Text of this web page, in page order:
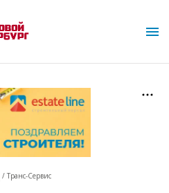
Транс-Сервис